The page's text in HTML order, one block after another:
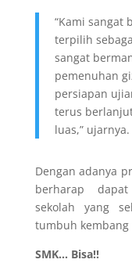
“Kami sangat
terpilih
sangat
pemenuhan
persiapan
terus
luas,” ujarnya.
Dengan adanya
berharap
sekolah yang
tumbuh
SMK… Bisa!!